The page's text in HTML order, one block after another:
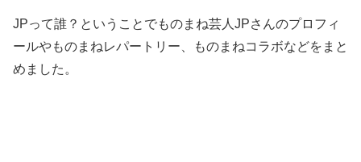
JPって誰？ということでものまね芸人JPさんのプロフィ
ールやものまねレパートリー、ものまねコラボなどをまと
めました。